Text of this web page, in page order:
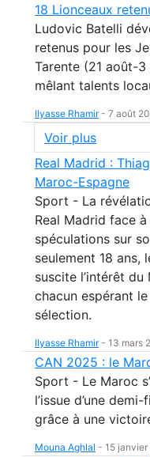
18 Lionceaux
Ludovic Batelli
retenus pour les
Tarente (21 août-
mêlant talents
Ilyasse Rhamir- 7 août
Voir plus
Real Madrid :
Maroc-Espagne
Sport - La
Real Madrid face
spéculations sur
seulement 18 ans,
suscite l’intérêt du
chacun espérant
sélection.
Ilyasse Rhamir- 13 mars
CAN 2025 : le
Sport - Le Maroc
l’issue d’une
grâce à une
Mouna Aghlal - 15